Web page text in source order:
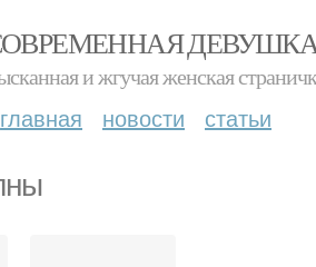
и жгучая женская
главная новости статьи